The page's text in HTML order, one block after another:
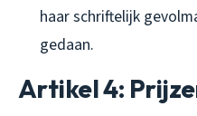
haar schriftelijk
gedaan.
Artikel 4: